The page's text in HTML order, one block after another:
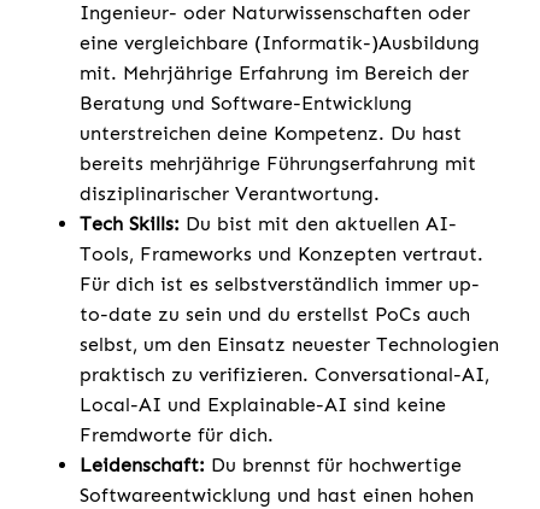
Ingenieur- oder Naturwissenschaften oder
eine vergleichbare (Informatik-)Ausbildung
mit. Mehrjährige Erfahrung im Bereich der
Beratung und Software-Entwicklung
unterstreichen deine Kompetenz. Du hast
bereits mehrjährige Führungserfahrung mit
disziplinarischer Verantwortung.
Tech Skills: Du bist mit den aktuellen AI-
Tools, Frameworks und Konzepten vertraut.
Für dich ist es selbstverständlich immer up-
to-date zu sein und du erstellst PoCs auch
selbst, um den Einsatz neuester Technologien
praktisch zu verifizieren. Conversational-AI,
Local-AI und Explainable-AI sind keine
Fremdworte für dich.
Leidenschaft: Du brennst für hochwertige
Softwareentwicklung und hast einen hohen